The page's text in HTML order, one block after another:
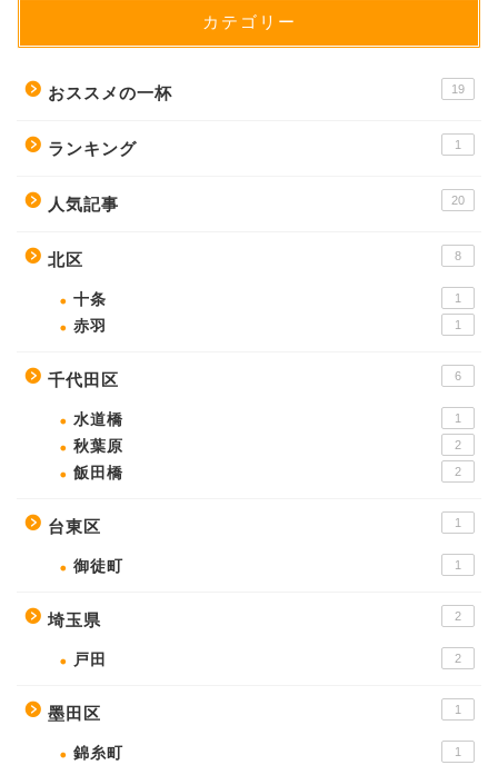
カテゴリー
おススメの一杯 19
ランキング 1
人気記事 20
北区 8
十条 1
赤羽 1
千代田区 6
水道橋 1
秋葉原 2
飯田橋 2
台東区 1
御徒町 1
埼玉県 2
戸田 2
墨田区 1
錦糸町 1